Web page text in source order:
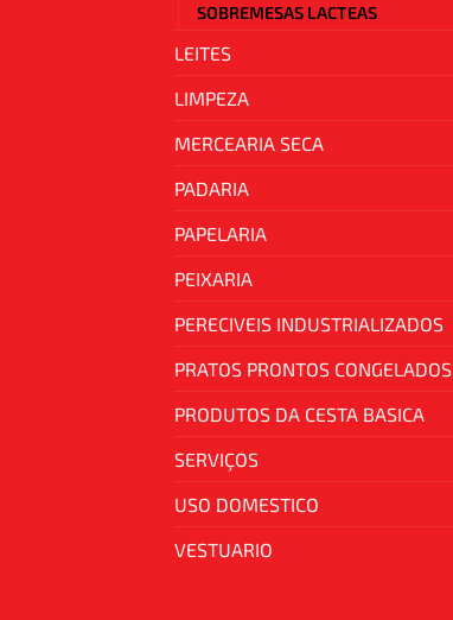
SOBREMESAS LACTEAS
LEITES
LIMPEZA
MERCEARIA SECA
PADARIA
PAPELARIA
PEIXARIA
PERECIVEIS INDUSTRIALIZADOS
PRATOS PRONTOS CONGELADOS
PRODUTOS DA CESTA BASICA
SERVIÇOS
USO DOMESTICO
VESTUARIO